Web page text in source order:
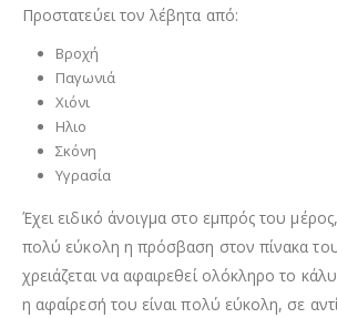
Προστατεύει τον λέβητα από:
Βροχή
Παγωνιά
Χιόνι
Ηλιο
Σκόνη
Υγρασία
Έχει ειδικό άνοιγμα στο εμπρός του
πολύ εύκολη η πρόσβαση στον πίνακα
χρειάζεται να αφαιρεθεί ολόκληρο το
η αφαίρεσή του είναι πολύ εύκολη, σε